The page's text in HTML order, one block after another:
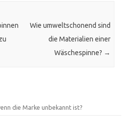
Wie umweltschonend sind
die Materialien einer
Wäschespinne? →
die Marke unbekannt ist?